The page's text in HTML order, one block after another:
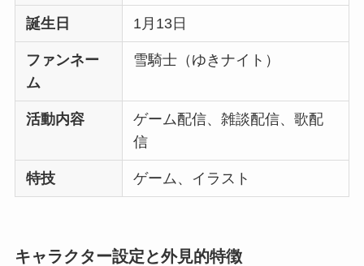
誕生日 1月13日
ファンネー
ム
雪騎士（ゆきナイト）
活動内容
ゲーム配信、雑談配信、歌配
信
特技 ゲーム、イラスト
キャラクター設定と外見的特徴